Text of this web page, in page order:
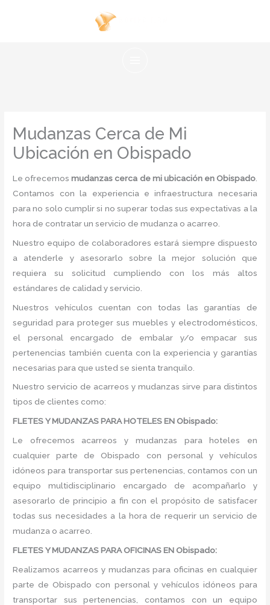
Mudanzas Cerca de Mi
Ubicación en Obispado
Le ofrecemos mudanzas cerca de mi ubicación en Obispado.
Contamos con la experiencia e infraestructura necesaria
para no solo cumplir si no superar todas sus expectativas a la
hora de contratar un servicio de mudanza o acarreo.
Nuestro equipo de colaboradores estará siempre dispuesto
a atenderle y asesorarlo sobre la mejor solución que
requiera su solicitud cumpliendo con los más altos
estándares de calidad y servicio.
Nuestros vehículos cuentan con todas las garantías de
seguridad para proteger sus muebles y electrodomésticos,
el personal encargado de embalar y/o empacar sus
pertenencias también cuenta con la experiencia y garantías
necesarias para que usted se sienta tranquilo.
Nuestro servicio de acarreos y mudanzas sirve para distintos
tipos de clientes como:
FLETES Y MUDANZAS PARA HOTELES EN Obispado:
Le ofrecemos acarreos y mudanzas para hoteles en
cualquier parte de Obispado con personal y vehículos
idóneos para transportar sus pertenencias, contamos con un
equipo multidisciplinario encargado de acompañarlo y
asesorarlo de principio a fin con el propósito de satisfacer
todas sus necesidades a la hora de requerir un servicio de
mudanza o acarreo.
FLETES Y MUDANZAS PARA OFICINAS EN Obispado:
Realizamos acarreos y mudanzas para oficinas en cualquier
parte de Obispado con personal y vehículos idóneos para
transportar sus pertenencias, contamos con un equipo